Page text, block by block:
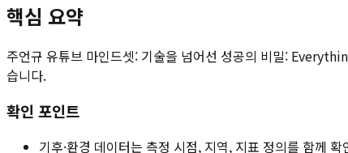
핵심 요약
주언규 유튜브 마인드셋: 기술을 넘어선 성공의 비밀:
습니다.
확인 포인트
기후·환경 데이터는 측정 시점, 지역, 지표 정의를 함께